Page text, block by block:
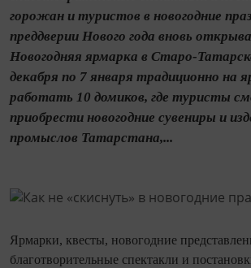
горожан и туристов в новогодние
преддверии Нового года вновь
Новогодняя ярмарка в Старо-
декабря по 7 января традиционно на
работать 10 домиков, где туристы
приобрести новогодние сувениры и
промыслов Татарстана,...
Ярмарки, квесты, новогодние
благотворительные спектакли и